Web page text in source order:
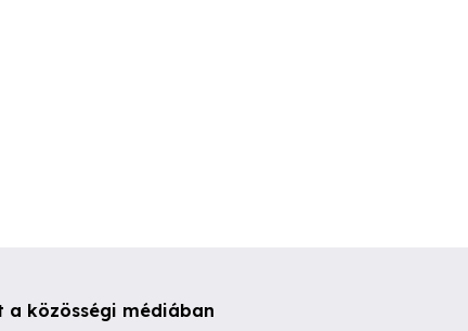
a közösségi médiában